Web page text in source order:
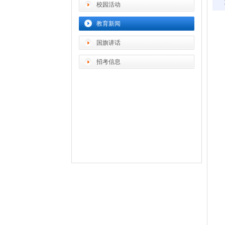
校园活动
教育新闻
国旗讲话
招考信息